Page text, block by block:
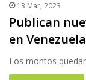
13 Mar, 2023
Publican
en Venezuela
Los montos